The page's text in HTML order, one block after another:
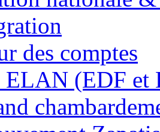
des comptes
(EDF et